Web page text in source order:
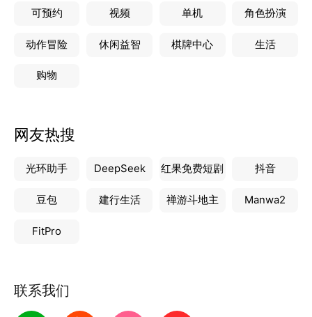
可预约 视频 单机 角色扮演
动作冒险 休闲益智 棋牌中心 生活
购物
网友热搜
光环助手 DeepSeek 红果免费短剧 抖音
豆包 建行生活 禅游斗地主 Manwa2
FitPro
联系我们